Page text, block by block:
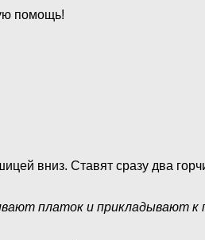
помощь!
вниз. Ставят сразу два
платок и прикладывают